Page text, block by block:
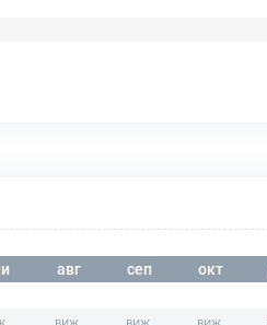
авг сеп окт